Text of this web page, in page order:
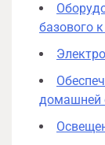
базового
домашней